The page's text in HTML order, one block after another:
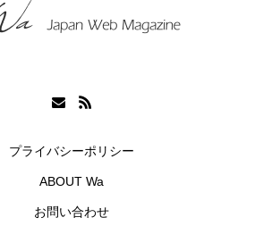
プライバシーポリシー
ABOUT Wa
お問い合わせ